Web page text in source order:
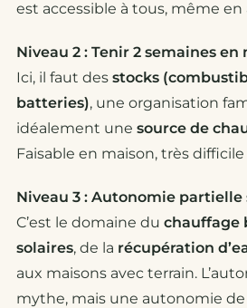
est accessible à tous, même
Niveau 2 : Tenir 2 semaines
Ici, il faut des stocks
batteries), une organisation
idéalement une source de
Faisable en maison, très
Niveau 3 : Autonomie
C’est le domaine du chauffage
solaires, de la récupération
aux maisons avec terrain.
mythe, mais une autonomie de